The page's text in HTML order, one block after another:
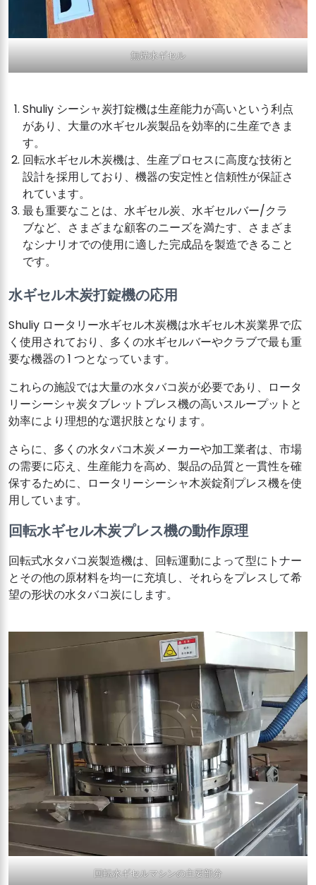
無煙水ギセル
Shuliy シーシャ炭打錠機は生産能力が高いという利点
があり、大量の水ギセル炭製品を効率的に生産できま
す。
回転水ギセル木炭機は、生産プロセスに高度な技術と
設計を採用しており、機器の安定性と信頼性が保証さ
れています。
最も重要なことは、水ギセル炭、水ギセルバー/クラ
ブなど、さまざまな顧客のニーズを満たす、さまざま
なシナリオでの使用に適した完成品を製造できること
です。
水ギセル木炭打錠機の応用
Shuliy ロータリー水ギセル木炭機は水ギセル木炭業界で広
く使用されており、多くの水ギセルバーやクラブで最も重
要な機器の 1 つとなっています。
これらの施設では大量の水タバコ炭が必要であり、ロータ
リーシーシャ炭タブレットプレス機の高いスループットと
効率により理想的な選択肢となります。
さらに、多くの水タバコ木炭メーカーや加工業者は、市場
の需要に応え、生産能力を高め、製品の品質と一貫性を確
保するために、ロータリーシーシャ木炭錠剤プレス機を使
用しています。
回転水ギセル木炭プレス機の動作原理
回転式水タバコ炭製造機は、回転運動によって型にトナー
とその他の原材料を均一に充填し、それらをプレスして希
望の形状の水タバコ炭にします。
回転水ギセルマシンの主要部分